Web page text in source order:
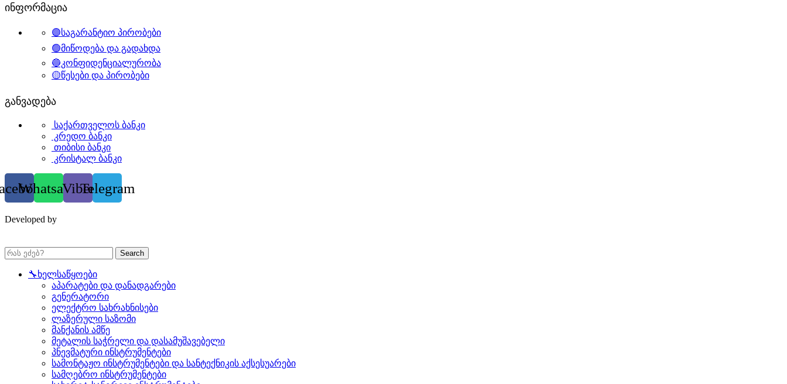
ინფორმაცია
🟣საგარანტიო პირობები
🟢მიწოდება და გადახდა
🔵კონფიდენციალურობა
🟡წესები და პირობები
განვადება
საქართველოს ბანკი
კრედო ბანკი
თიბისი ბანკი
კრისტალ ბანკი
WhatsappViberTelegram
Developed by
Search
🔧ხელსაწყოები
აპარატები და დანადგარები
გენერატორი
ელექტრო სახრახნისები
ლაზერული საზომი
მანქანის ამწე
მეტალის საჭრელი და დასამუშავებელი
პნევმატური ინსტრუმენტები
სამონტაჟო ინსტრუმენტები და სანტექნიკის აქსესუარები
სამღებრო ინსტრუმენტები